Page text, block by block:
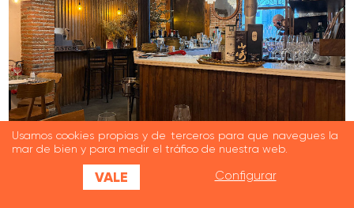
Usamos cookies propias y de terceros para que navegues la
mar de bien y para medir el tráfico de nuestra web.
VALE Configurar